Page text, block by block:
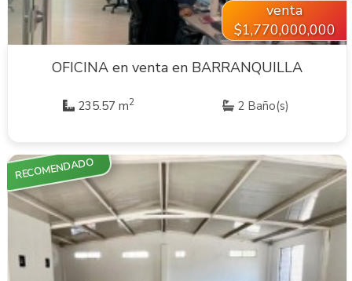
venta
$1,770,000,000
OFICINA en venta en BARRANQUILLA
235.57 m2 2 Baño(s)
VER INMUEBLE
RECOMENDADO